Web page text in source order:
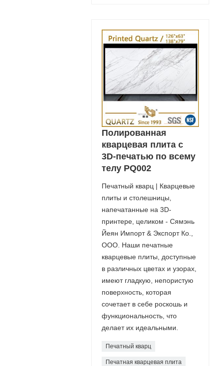
Полированная
кварцевая плита с
3D-печатью по всему
телу PQ002
Печатный кварц | Кварцевые
плиты и столешницы,
напечатанные на 3D-
принтере, целиком - Сямэнь
Йеян Импорт & Экспорт Ко.,
ООО. Наши печатные
кварцевые плиты, доступные
в различных цветах и ​​узорах,
имеют гладкую, непористую
поверхность, которая
сочетает в себе роскошь и
функциональность, что
делает их идеальными.
Печатный кварц
Печатная кварцевая плита